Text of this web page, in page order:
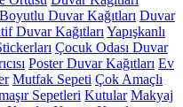
Duvar Kağıtları Duvar
Duvar Kağıtları Yapışkanlı
Çocuk Odası Duvar
Poster Duvar Kağıtları Ev
Mutfak Sepeti Çok Amaçlı
Sepetleri Kutular Makyaj